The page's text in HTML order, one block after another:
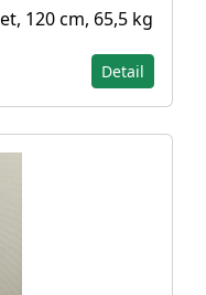
120 cm, 65,5 kg
Detail